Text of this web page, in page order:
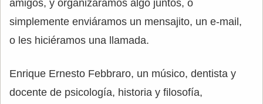
amigos, y organizáramos algo juntos, o
simplemente enviáramos un mensajito, un e-mail,
o les hiciéramos una llamada.
Enrique Ernesto Febbraro, un músico, dentista y
docente de psicología, historia y filosofía,